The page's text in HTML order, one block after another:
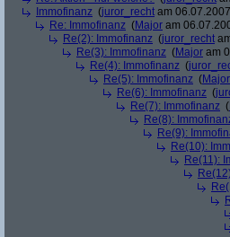
Immofinanz (juror_recht am
Re: Immofinanz (Major am
Re(2): Immofinanz (juror_recht
Re(3): Immofinanz (Major am
Re(4): Immofinanz (
Re(5): Immofinanz (Major
Re(6): Immofinanz (
Re(7): Immofinanz (
Re(8):
Re(9):
Re(10):
Re(11):